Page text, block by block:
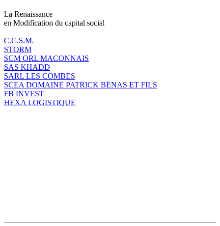
La Renaissance
en Modification du capital social
C.C.S.M.
STORM
SCM ORL MACONNAIS
SAS KHADD
SARL LES COMBES
SCEA DOMAINE PATRICK BENAS ET FILS
FB INVEST
HEXA LOGISTIQUE